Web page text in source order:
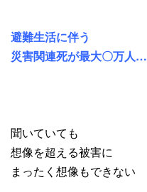
避難生活に伴う
災害関連死が最大〇万人…
聞いていても
想像を超える被害に
まったく想像もできない